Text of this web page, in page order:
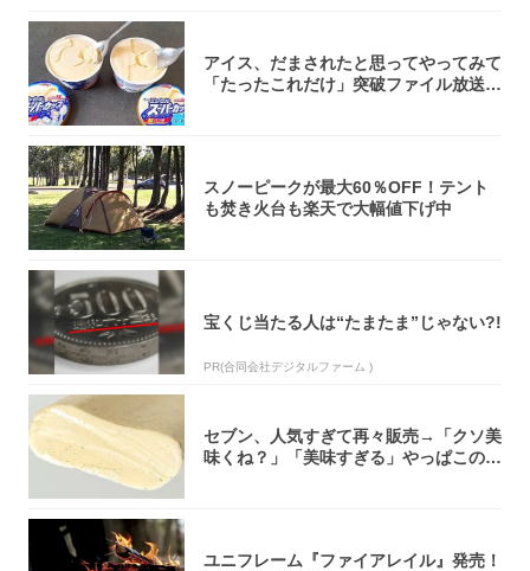
アイス、だまされたと思ってやってみて
「たったこれだけ」突破ファイル放送で
スノーピークが最大60％OFF！テント
も焚き火台も楽天で大幅値下げ中
宝くじ当たる人は“たまたま”じゃない?!
PR(合同会社デジタルファーム )
セブン、人気すぎて再々販売→「クソ美
味くね？」「美味すぎる」やっぱこのク
ユニフレーム『ファイアレイル』発売！